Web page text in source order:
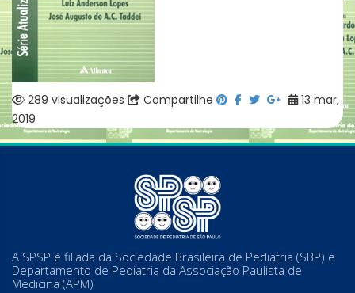
289 visualizações Compartilhe
13 mar,
2019
A SPSP é filiada da Sociedade Brasileira de Pediatria (SBP) e
Departamento de Pediatria da Associação Paulista de
Medicina (APM)